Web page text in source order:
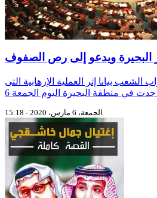
البحيرة ويدعو إلى رص الصفوف
بيانا إثر العملية الإرهابية التى
الجمعة، 6 مارس، 2020 - 15:18